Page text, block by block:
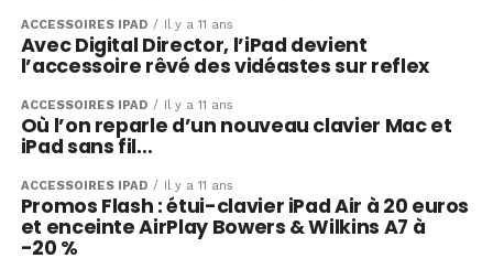
ACCESSOIRES IPAD Il y a 11 ans
Avec Digital Director, l’iPad devient
l’accessoire rêvé des vidéastes sur reflex
ACCESSOIRES IPAD Il y a 11 ans
Où l’on reparle d’un nouveau clavier Mac et
iPad sans fil…
ACCESSOIRES IPAD Il y a 11 ans
Promos Flash : étui-clavier iPad Air à 20 euros
et enceinte AirPlay Bowers & Wilkins A7 à
-20 %